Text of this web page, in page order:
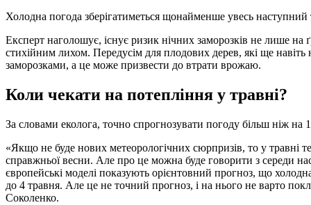
Холодна погода зберігатиметься щонайменше увесь наступний
Експерт наголошує, існує ризик нічних заморозків не лише на
стихійним лихом. Передусім для плодових дерев, які ще
заморозками, а це може призвести до втрати врожаю.
Коли чекати на потепління у травні?
За словами еколога, точно спрогнозувати погоду більш ніж на
«Якщо не буде нових метеорологічних сюрпризів, то у травні
справжньої весни. Але про це можна буде говорити з середи
європейські моделі показують орієнтовний прогноз, що
до 4 травня. Але це не точний прогноз, і на нього не варто
Соколенко.